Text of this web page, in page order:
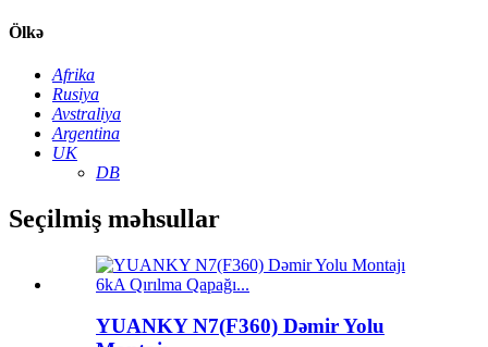
Ölkə
Afrika
Rusiya
Avstraliya
Argentina
UK
DB
Seçilmiş məhsullar
YUANKY N7(F360) Dəmir Yolu